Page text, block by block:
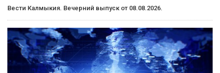
Вести Калмыкия. Вечерний выпуск от 08.08.2026.